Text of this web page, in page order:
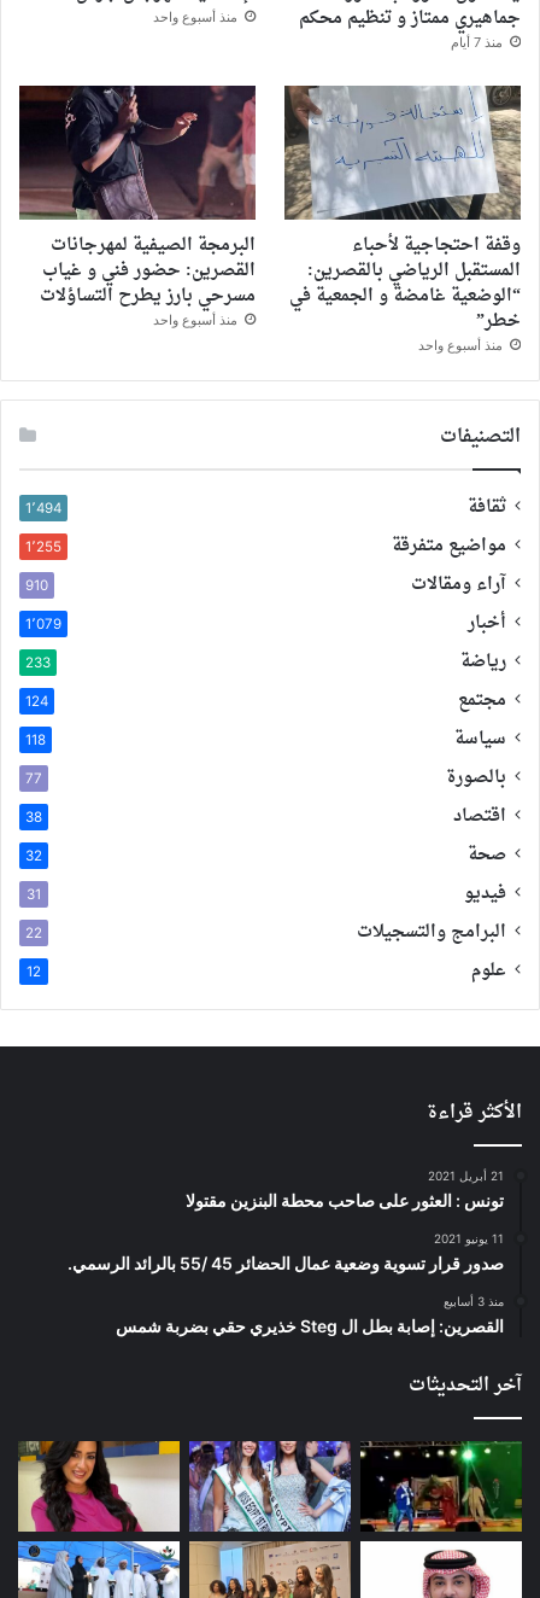
جماهيري ممتاز و تنظيم محكم
منذ 7 أيام
منذ أسبوع واحد
وقفة احتجاجية لأحباء
المستقبل الرياضي بالقصرين:
“الوضعية غامضة و الجمعية في
خطر”
منذ أسبوع واحد
البرمجة الصيفية لمهرجانات
القصرين: حضور فني و غياب
مسرحي بارز يطرح التساؤلات
منذ أسبوع واحد
التصنيفات
ثقافة 1٬494
مواضيع متفرقة 1٬255
آراء ومقالات 910
أخبار 1٬079
رياضة 233
مجتمع 124
سياسة 118
بالصورة 77
اقتصاد 38
صحة 32
فيديو 31
البرامج والتسجيلات 22
علوم 12
الأكثر قراءة
21 أبريل 2021
تونس : العثور على صاحب محطة البنزين مقتولا
11 يونيو 2021
صدور قرار تسوية وضعية عمال الحضائر 45 /55 بالرائد الرسمي.
منذ 3 أسابيع
القصرين: إصابة بطل ال Steg خذيري حقي بضربة شمس
آخر التحديثات